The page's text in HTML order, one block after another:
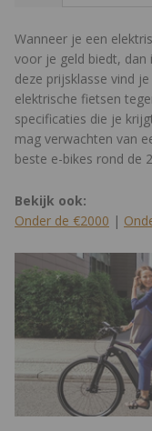
Wanneer je een
voor je geld biedt, dan
deze prijsklasse vind
elektrische fietsen
specificaties die je
mag verwachten van
beste e-bikes rond de
Bekijk ook:
Onder de €2000 |